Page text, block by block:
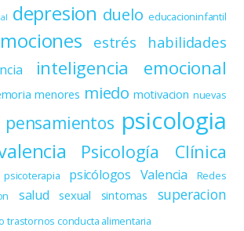
depresion duelo educacioninfantil
estrés
habilidades
inteligencia emocional
menores miedo motivacion nuevas
pensamientos psicologia
Psicología Clínica
psicoterapia psicólogos Valencia
Redes
salud sexual sintomas superacion
trastornos conducta alimentaria